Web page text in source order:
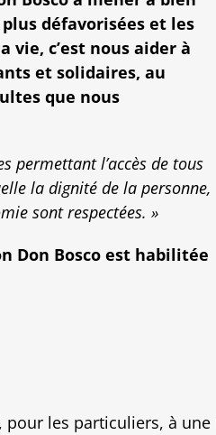
défavorisées et les
vie, c’est nous aider à
et solidaires, au
que nous
permettant l’accès de tous
la dignité de la personne,
sont respectées. »
Don Bosco est habilitée
les particuliers, à